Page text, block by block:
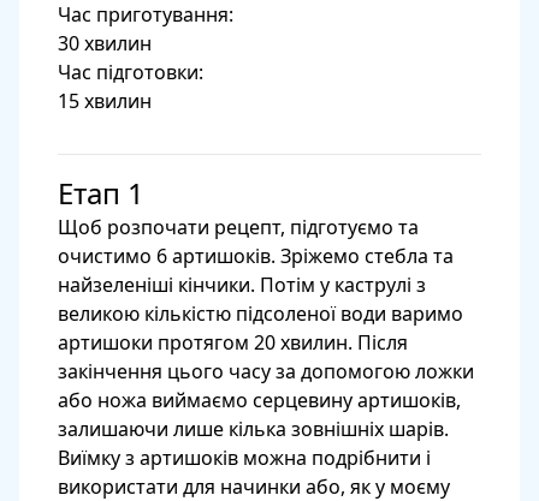
Час приготування:
30 хвилин
Час підготовки:
15 хвилин
Етап 1
Щоб розпочати рецепт, підготуємо та
очистимо 6 артишоків. Зріжемо стебла та
найзеленіші кінчики. Потім у каструлі з
великою кількістю підсоленої води варимо
артишоки протягом 20 хвилин. Після
закінчення цього часу за допомогою ложки
або ножа виймаємо серцевину артишоків,
залишаючи лише кілька зовнішніх шарів.
Виїмку з артишоків можна подрібнити і
використати для начинки або, як у моєму